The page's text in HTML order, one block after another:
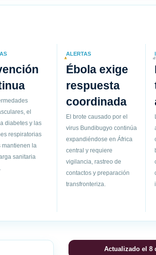
el
diabetes y las
respiratorias
mantienen la
sanitaria
ALERTAS
Ébola exige
respuesta
coordinada
El brote causado por el
virus Bundibugyo continúa
expandiéndose en África
central y requiere
vigilancia, rastreo de
contactos y preparación
transfronteriza.
Actualizado el 8